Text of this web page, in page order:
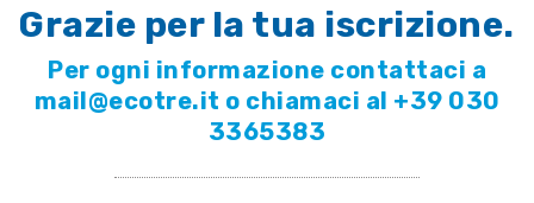
Grazie per la tua iscrizione.
Per ogni informazione contattaci a
mail@ecotre.it o chiamaci al +39 030
3365383